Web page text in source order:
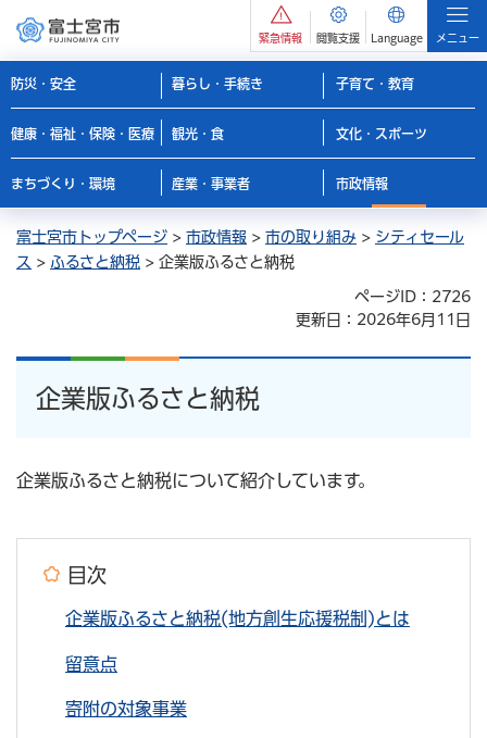
緊急情報 閲覧支援 Language メニュー
防災・安全 暮らし・手続き 子育て・教育
健康・福祉・保険・医療 観光・食 文化・スポーツ
まちづくり・環境 産業・事業者 市政情報
富士宮市トップページ > 市政情報 > 市の取り組み > シティセール
ス > ふるさと納税 > 企業版ふるさと納税
ページID：2726
更新日：2026年6月11日
企業版ふるさと納税
企業版ふるさと納税について紹介しています。
目次
企業版ふるさと納税(地方創生応援税制)とは
留意点
寄附の対象事業